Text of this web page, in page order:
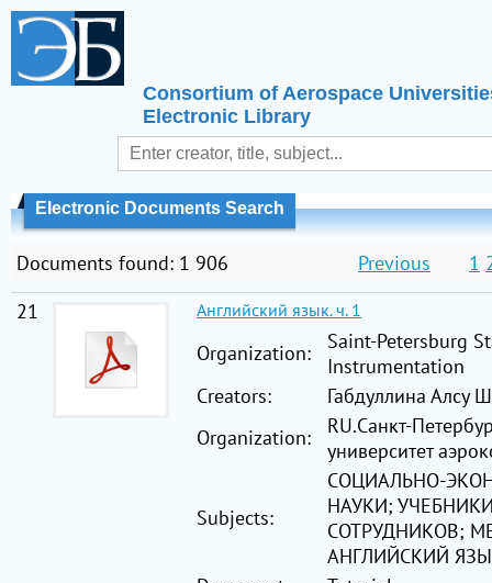
Consortium of Aerospace
Electronic Library
Electronic Documents Search
Documents found: 1 906 Previous 1
21
Английский язык. ч. 1
Organization:
Saint-Petersburg
Instrumentation
Creators:
Габдуллина Алсу
Organization:
RU.Санкт-
университет
Subjects:
СОЦИАЛЬНО-
НАУКИ;
СОТРУДНИКОВ;
АНГЛИЙСКИЙ